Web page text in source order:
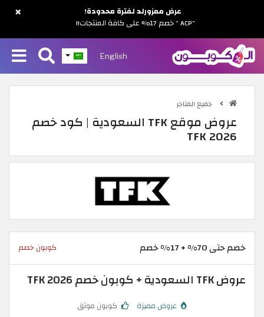
English
جميع المتاجر
عروض موقع TFK السعودية | كود خصم
TFK 2026
خصم حتى 70% + 17% خصم كوبون خصم
عروض TFK السعودية + كوبون خصم TFK 2026
عروض مميزة كوبون موثق
×
عرض ممزورلد لفترة محدودة!
"ACP " خصم 17% على كافة المنتجات!!